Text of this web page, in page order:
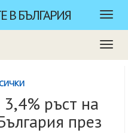
В БЪЛГАРИЯ
ръст на
през